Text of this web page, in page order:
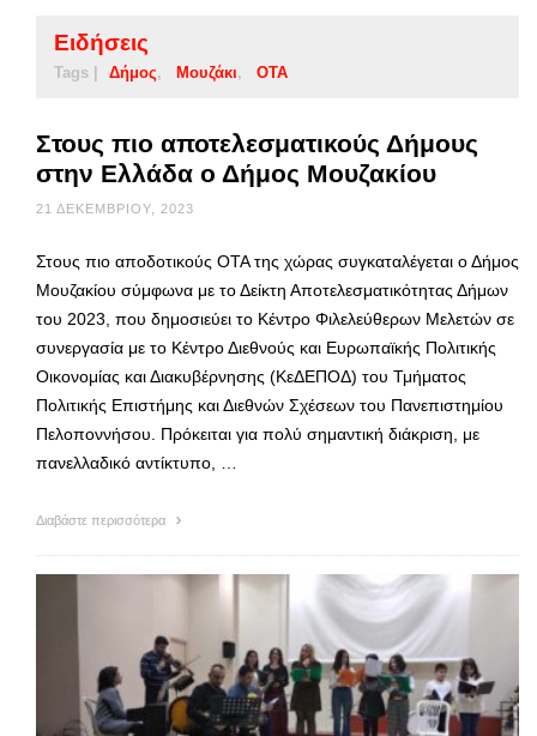
Ειδήσεις
Tags | Δήμος Μουζάκι ΟΤΑ
Στους πιο αποτελεσματικούς Δήμους
στην Ελλάδα ο Δήμος Μουζακίου
21 ΔΕΚΕΜΒΡΊΟΥ, 2023
Στους πιο αποδοτικούς ΟΤΑ της χώρας συγκαταλέγεται ο Δήμος
Μουζακίου σύμφωνα με το Δείκτη Αποτελεσματικότητας Δήμων
του 2023, που δημοσιεύει το Κέντρο Φιλελεύθερων Μελετών σε
συνεργασία με το Κέντρο Διεθνούς και Ευρωπαϊκής Πολιτικής
Οικονομίας και Διακυβέρνησης (ΚεΔΕΠΟΔ) του Τμήματος
Πολιτικής Επιστήμης και Διεθνών Σχέσεων του Πανεπιστημίου
Πελοποννήσου. Πρόκειται για πολύ σημαντική διάκριση, με
πανελλαδικό αντίκτυπο, …
Διαβάστε περισσότερα